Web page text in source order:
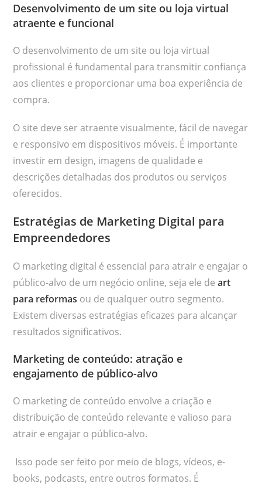
Desenvolvimento de um site ou loja virtual
atraente e funcional
O desenvolvimento de um site ou loja virtual
profissional é fundamental para transmitir confiança
aos clientes e proporcionar uma boa experiência de
compra.
O site deve ser atraente visualmente, fácil de navegar
e responsivo em dispositivos móveis. É importante
investir em design, imagens de qualidade e
descrições detalhadas dos produtos ou serviços
oferecidos.
Estratégias de Marketing Digital para
Empreendedores
O marketing digital é essencial para atrair e engajar o
público-alvo de um negócio online, seja ele de art
para reformas ou de qualquer outro segmento.
Existem diversas estratégias eficazes para alcançar
resultados significativos.
Marketing de conteúdo: atração e
engajamento de público-alvo
O marketing de conteúdo envolve a criação e
distribuição de conteúdo relevante e valioso para
atrair e engajar o público-alvo.
Isso pode ser feito por meio de blogs, vídeos, e-
books, podcasts, entre outros formatos. É